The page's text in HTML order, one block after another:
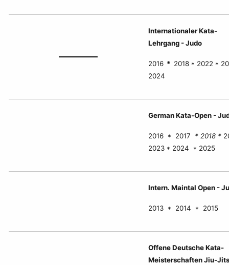
Internationaler Kata-
Lehrgang - Judo
2016 * 2018 * 2022 *
2024
German Kata-Open -
2016 * 2017 * 2018 *
2023 * 2024 * 2025
Intern. Maintal Open -
2013 * 2014 * 2015
Offene Deutsche Kata-
Meisterschaften Jiu-